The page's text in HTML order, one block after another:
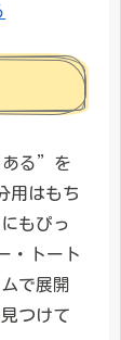
ある”を
用はもち
もぴっ
・トート
で展開
つけて